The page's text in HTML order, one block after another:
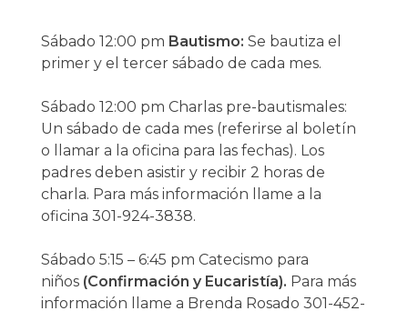
Sábado 12:00 pm Bautismo: Se bautiza el
primer y el tercer sábado de cada mes.
Sábado 12:00 pm Charlas pre-bautismales:
Un sábado de cada mes (referirse al boletín
o llamar a la oficina para las fechas). Los
padres deben asistir y recibir 2 horas de
charla. Para más información llame a la
oficina 301-924-3838.
Sábado 5:15 – 6:45 pm Catecismo para
niños (Confirmación y Eucaristía). Para más
información llame a Brenda Rosado 301-452-